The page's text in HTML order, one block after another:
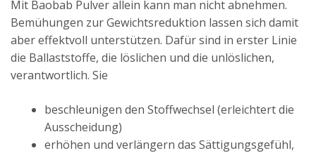
Mit Baobab Pulver allein kann man nicht abnehmen.
Bemühungen zur Gewichtsreduktion lassen sich damit
aber effektvoll unterstützen. Dafür sind in erster Linie
die Ballaststoffe, die löslichen und die unlöslichen,
verantwortlich. Sie
beschleunigen den Stoffwechsel (erleichtert die
Ausscheidung)
erhöhen und verlängern das Sättigungsgefühl,